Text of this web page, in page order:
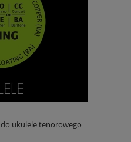
do ukulele tenorowego